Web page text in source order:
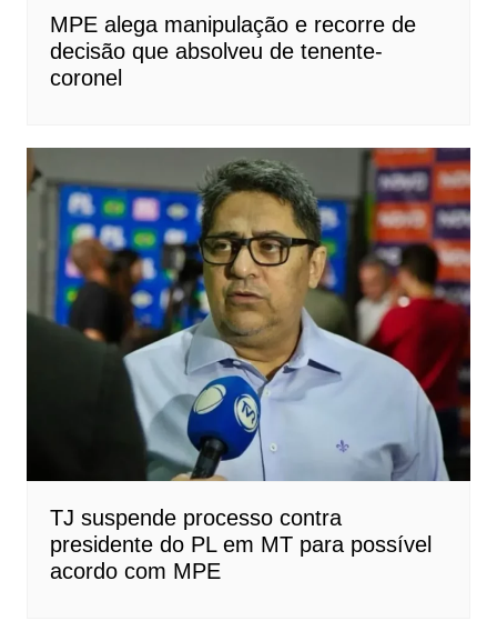
MPE alega manipulação e recorre de
decisão que absolveu de tenente-
coronel
TJ suspende processo contra
presidente do PL em MT para possível
acordo com MPE